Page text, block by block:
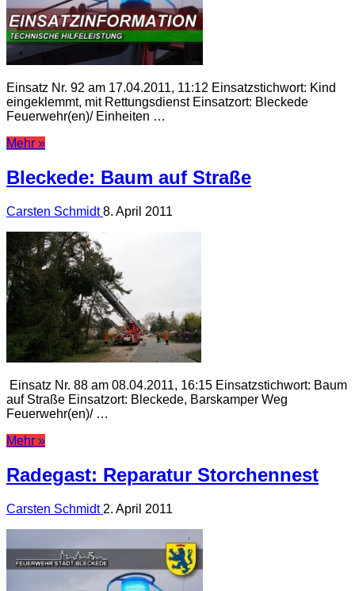
Einsatz Nr. 92 am 17.04.2011, 11:12 Einsatzstichwort: Kind
eingeklemmt, mit Rettungsdienst Einsatzort: Bleckede
Feuerwehr(en)/ Einheiten …
Mehr »
Bleckede: Baum auf Straße
Carsten Schmidt8. April 2011
Einsatz Nr. 88 am 08.04.2011, 16:15 Einsatzstichwort: Baum
auf Straße Einsatzort: Bleckede, Barskamper Weg
Feuerwehr(en)/ …
Mehr »
Radegast: Reparatur Storchennest
Carsten Schmidt 2. April 2011